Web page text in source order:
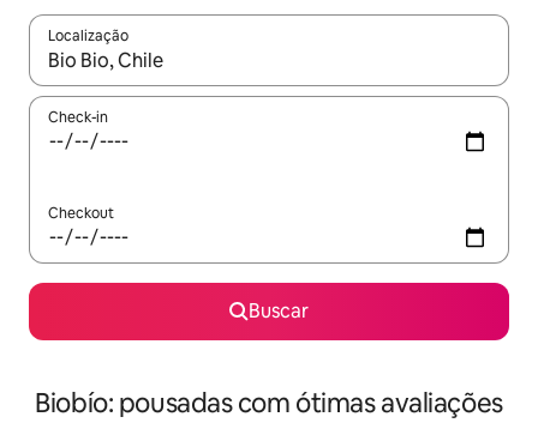
Localização
Quando os resultados estiverem disponíveis, explore-os
Check-in
Checkout
Buscar
Biobío: pousadas com ótimas avaliações